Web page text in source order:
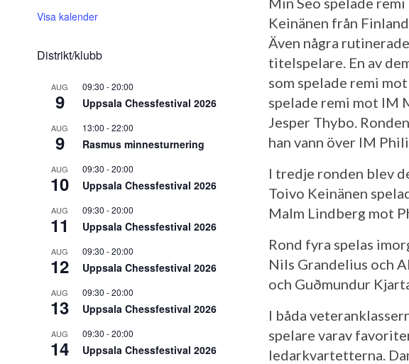
Visa kalender
Distrikt/klubb
AUG
9
09:30 -20:00
Uppsala Chessfestival 2026
AUG
9
13:00 -22:00
Rasmus minnesturnering
AUG
10
09:30 -20:00
Uppsala Chessfestival 2026
AUG
11
09:30 -20:00
Uppsala Chessfestival 2026
AUG
12
09:30 -20:00
Uppsala Chessfestival 2026
AUG
13
09:30 -20:00
Uppsala Chessfestival 2026
AUG
14
09:30 -20:00
Uppsala Chessfestival 2026
Keinänen från
Även några
titelspelare. En av
som spelade remi
spelade remi mot IM
Jesper Thybo.
han vann över IM
I tredje ronden blev
Toivo Keinänen
Malm Lindberg mot
Rond fyra spelas
Nils Grandelius och
och Guðmundur
I båda
spelare varav
ledarkvartetterna.